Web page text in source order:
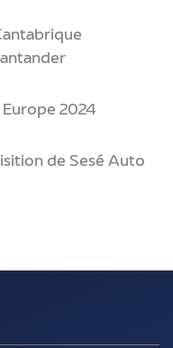
2024
de Sesé Auto